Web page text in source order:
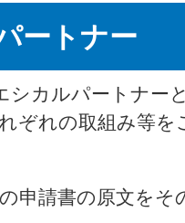
ートナー
シカルパートナー
ぞれの取組み等を
申請書の原文を